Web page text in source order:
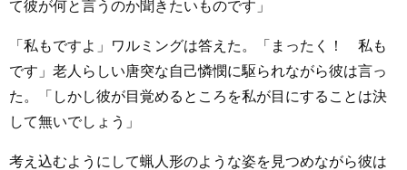
て彼が何と言うのか聞きたいものです」
「私もですよ」ワルミングは答えた。「まったく！ 私も
です」老人らしい唐突な自己憐憫に駆られながら彼は言っ
た。「しかし彼が目覚めるところを私が目にすることは決
して無いでしょう」
考え込むようにして蝋人形のような姿を見つめながら彼は